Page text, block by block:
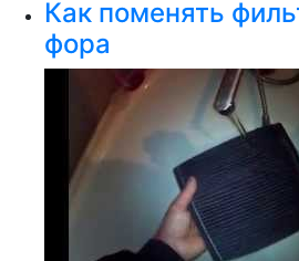
Как поменять
фора